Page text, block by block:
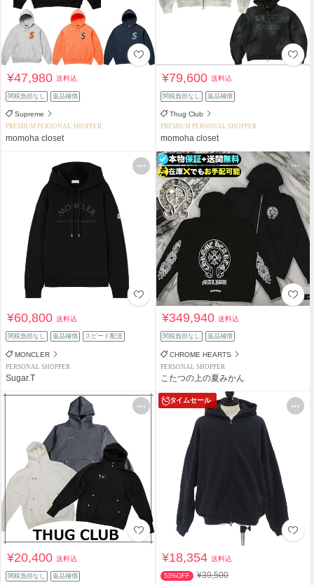
¥47,980送料込
関税負担なし 返品補償
Supreme
PREMIUM PERSONAL SHOPPER
momoha closet
¥79,600送料込
関税負担なし 返品補償
Thug Club
PREMIUM PERSONAL SHOPPER
momoha closet
¥60,800送料込
関税負担なし 返品補償 スピード配送
MONCLER
PERSONAL SHOPPER
Sugar.T
¥349,940送料込
関税負担なし 返品補償
CHROME HEARTS
PERSONAL SHOPPER
こたつの上の夏みかん
¥20,400送料込
関税負担なし 返品補償
タイムセール
¥18,354送料込
53%OFF ¥39,500